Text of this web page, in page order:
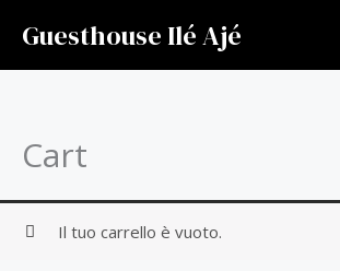
Guesthouse Ilé Ajé
Cart
Il tuo carrello è vuoto.